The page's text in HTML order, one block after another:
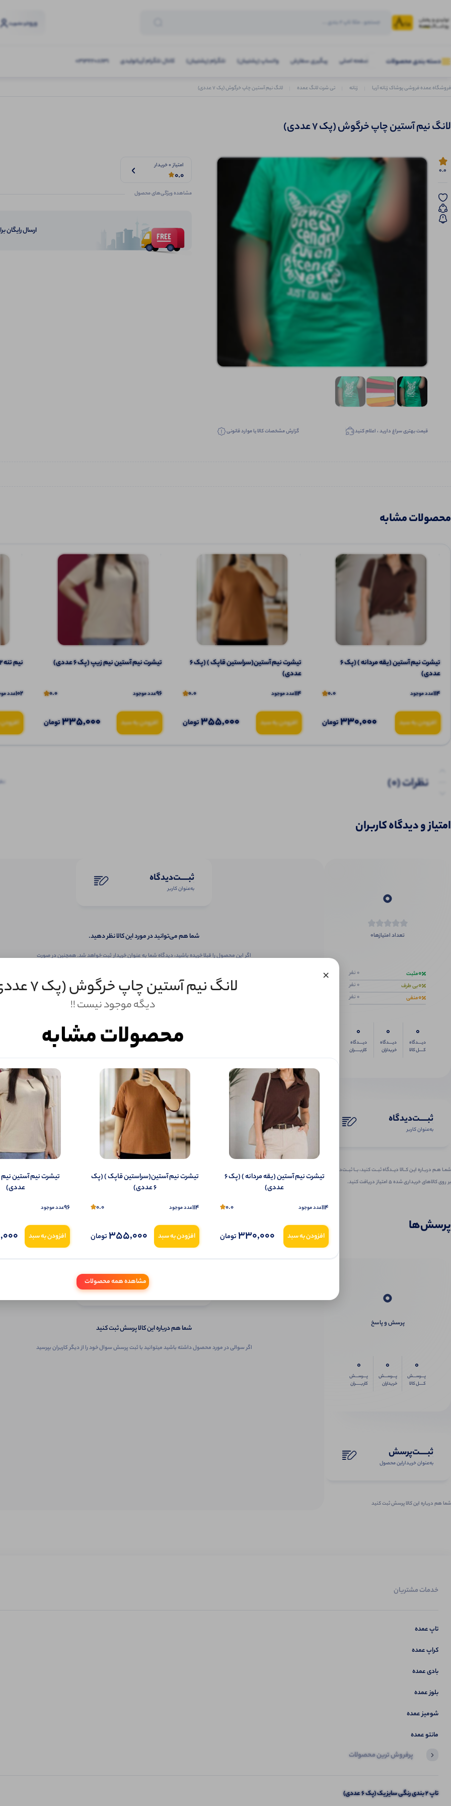
ورودو عضویت
دسته بندی محصولات صفحه اصلی پیگیری سفارش واتساپ (پشتیبان) تلگرام (پشتیبان) کانال تلگرام آریاتولیدی 03132208631
فروشگاه عمده فروشی پوشاک زنانه آریا زنانه تی شرت لانگ عمده لانگ نیم آستین چاپ خرگوش (پک 7 عددی)
لانگ نیم آستین چاپ خرگوش (پک 7 عددی)
0.0
قیمت بهتری سراغ دارید ، اعلام کنید گزارش مشخصات کالا یا موارد قانونی
امتیاز 0 خریدار
0.0
مشاهده ویژگی‌های محصول
ارسال رایگان
محصولات مشابه
تیشرت نیم آستین (یقه مردانه ) (پک 6
عددی)
114عدد موجود 0.0
افزودن به سبد 330,000تومان
تیشرت نیم آستین(سراستین قاپک ) (پک 6
عددی)
114عدد موجود 0.0
افزودن به سبد 355,000تومان
️تیشرت نیم آستین نیم زیپ (پک 6 عددی)
96عدد موجود 0.0
افزودن به سبد 335,000تومان
نیم تنه ۲ بندی باشگاهی (پک 6 عددی)
102عدد
نظرات (0)
امتیاز و دیدگاه کاربران
0
تعداد امتیازها0
0مثبت 0 نفر
0بی طرف 0 نفر
0منفی 0 نفر
0
دیــــدگاه
کــــل کالا
0
دیــــدگاه
خریداران
0
دیــــدگاه
کاربـــــران
ثبـــــت‌دیدگاه
به‌عنوان کاربر
شمـا هـم دربـاره ایـن کــالا دیــدگاه ثبــت کنید، بــا ثبــت‌دیـدگاه
بر روی کالاهای خریداری شده ۵ امتیاز دریافت کنید.
ثبـــــت‌دیدگاه
به‌عنوان کاربر
شما هم می‌توانید در مورد این کالا نظر دهید.
اگر این محصول را قبلا خریده باشید، دیدگاه شما به عنوان خریدار ثبت خواهد شد. همچنین در صورت
پرسش‌ها
0
پرسش و پاسخ
0
پـــرســـش
کــــل کالا
0
پـــرســـش
خریداران
0
پـــرســـش
کاربـــــران
ثبـــــت‌پرسش
به‌عنوان ‌خریدار‌این‌ محصول
شما هم درباره این کالا پرسش ثبت کنید
ثبـــــت‌پرسش
به‌عنوان ‌خریدار‌این‌ محصول
شما هم درباره این کالا پرسش ثبت کنید
اگر سوالی در مورد محصول داشته باشید میتوانید با ثبت پرسش سوال خود را از دیگر کاربران بپرسید
خدمات مشتریان
تاپ عمده
کراپ عمده
بادی عمده
بلوز عمده
شومیز عمده
مانتو عمده
پرفروش ترین محصولات
آخرین محصولاتی که بازدید کردید
تاپ 2 بندی رنگی سایز یک (پک 6 عددی)
لانگ نیم آستین چاپ خرگوش (پک 7 عددی)
× لانگ نیم آستین چاپ خرگوش (پک 7 عددی)
دیگه موجود نیست !!
محصولات مشابه
تیشرت نیم آستین (یقه مردانه ) (پک 6
عددی)
114عدد موجود 0.0
افزودن به سبد 330,000تومان
تیشرت نیم آستین(سراستین قاپک ) (پک
6 عددی)
114عدد موجود 0.0
افزودن به سبد 355,000تومان
عددی)
96عدد موجود
افزودن به سبد
مشاهده همه محصولات